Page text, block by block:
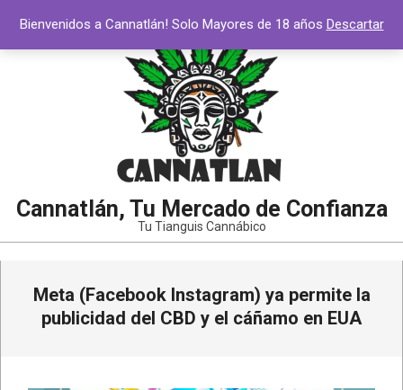
contenido
Cannatlán, Tu Mercado de Confianza
Tu Tianguis Cannábico
navegación
Meta (Facebook Instagram) ya permite la
publicidad del CBD y el cáñamo en EUA
Bienvenidos a Cannatlán! Solo Mayores de 18 años Descartar